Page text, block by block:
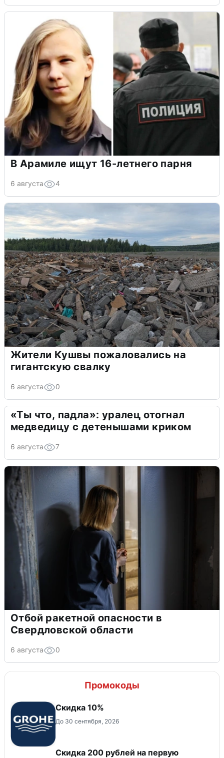
В Арамиле ищут 16-летнего парня
6 августа 4
Жители Кушвы пожаловались на
гигантскую свалку
6 августа 0
«Ты что, падла»: уралец отогнал
медведицу с детенышами криком
6 августа 7
Отбой ракетной опасности в
Свердловской области
6 августа 0
Промокоды
Скидка 10%
До 30 сентября, 2026
Скидка 200 рублей на первую